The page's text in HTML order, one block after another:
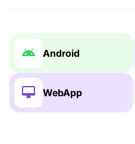
Android
WebApp